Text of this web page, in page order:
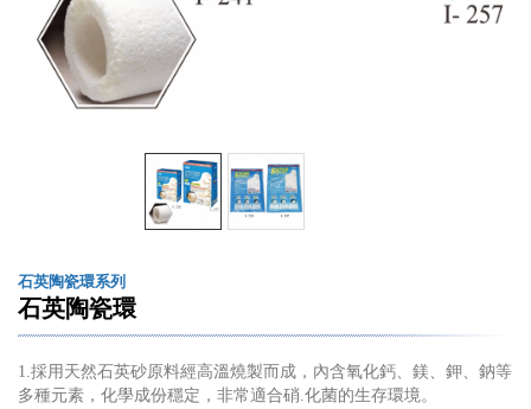
石英陶瓷環系列
石英陶瓷環
1.採用天然石英砂原料經高溫燒製而成，內含氧化鈣、鎂、鉀、鈉等
多種元素，化學成份穩定，非常適合硝.化菌的生存環境。